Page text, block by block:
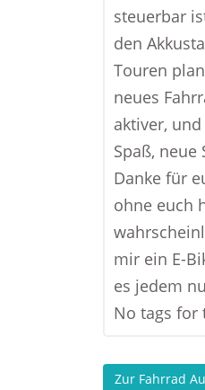
steuerbar
den
Touren
neues
aktiver,
Spaß, neue
Danke für
ohne euch
mir ein E-
es jedem
No tags for
Zur Fahrrad